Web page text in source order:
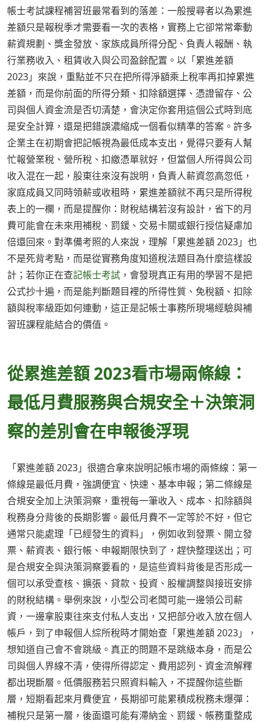
帳士考試課程補習班最常看到的落差：一般搜尋者以為累進
差額只是報稅季才需要看一次的表格，實務上它卻常常牽動
薪資規劃、獎金發放、家族成員所得分配、負責人報酬、執
行業務收入、租賃收入與公司盈餘配置。以「累進差額
2023」來說，重點並不只在把所得淨額乘上稅率再扣掉累進
差額，而是你前面的所得分類、扣除額選擇、憑證留存、公
司與個人資金流是否切清楚，會決定你套用這個公式時到底
是安全計算，還是把錯誤濃縮成一個看似精準的答案。許多
企業主在初期會把記帳視為最低成本支出，覺得只要有人幫
忙報營業稅、營所稅、扣繳憑單就好，但當個人所得與公司
收入混在一起，股東往來沒有說明，負責人薪資忽高忽低，
家庭成員又同時領薪或收租時，累進差額就不再只是所得稅
表上的一欄，而是提醒你：財稅結構若沒有設計，省下的月
費可能會在未來用補稅、罰鍰、交易卡關或銀行授信疑慮加
倍還回來。對準備考照的人來說，理解「累進差額 2023」也
不是死背考點，而是從實務角度知道稅法題目為什麼這樣設
計；若你正在查記帳士考試 ，會發現真正有用的學習不是把
公式抄十遍，而是能判斷題目裡的所得性質、免稅額、扣除
額與稅率級距如何連動，這正是記帳士事務所現場經驗與補
習班課程能結合的價值。
從累進差額 2023看市場兩條線：
最低月費服務與合規安全＋決策洞
察的差別會在申報後浮現
「累進差額 2023」很適合拿來說明記帳市場的兩條線：第一
條線是最低月費，強調便宜、快速、基本申報；第二條線是
合規安全加上決策洞察，重視每一筆收入、成本、扣除額與
稅務身分背後的長期影響。最低月費不一定等於不好，但它
通常只能處理「已經發生的資料」，例如收到發票、開立發
票、薪資表、銀行帳、申報期限快到了，趕快整理送出；可
是合規安全與決策洞察要看的，是這些資料背後是否形成一
個可以承受查核、擴張、貸款、投資、股權調整與接班安排
的財稅結構。舉例來說，小型公司老闆可能一邊領公司薪
資，一邊拿股東往來支付私人支出，又把部分收入放在個人
帳戶，到了申報個人綜所稅時才開始查「累進差額 2023」，
想知道自己會不會跳級。真正的問題不是跳級本身，而是公
司與個人界線不清，使得所得認定、費用認列、資金流解釋
都出現斷層。低價服務若只照資料輸入，不提醒你這些斷
層，短期看起來月費便宜，長期卻可能累積成稅務未爆彈：
補稅只是第一層，後面還可能有滯納金、罰鍰、帳務重整成